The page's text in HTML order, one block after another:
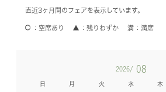
直近3ヶ月間のフェアを表示しています。
空席あり 残りわずか 満席
2026/ 08
日 月 火 水 木